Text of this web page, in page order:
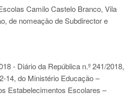
Camilo Castelo Branco, Vila
de nomeação de Subdirector e
- Diário da República n.º 241/2018,
14, do Ministério Educação –
Estabelecimentos Escolares –